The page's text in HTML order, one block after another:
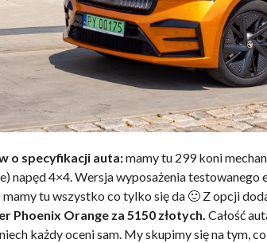
o specyfikacji auta:mamy tu 299 koni
napęd 4×4. Wersja wyposażenia testowanego
mamy tu wszystko co tylko się da 🙂 Z opcji
Phoenix Orange za 5150 złotych. Całość
każdy oceni sam. My skupimy się na tym,